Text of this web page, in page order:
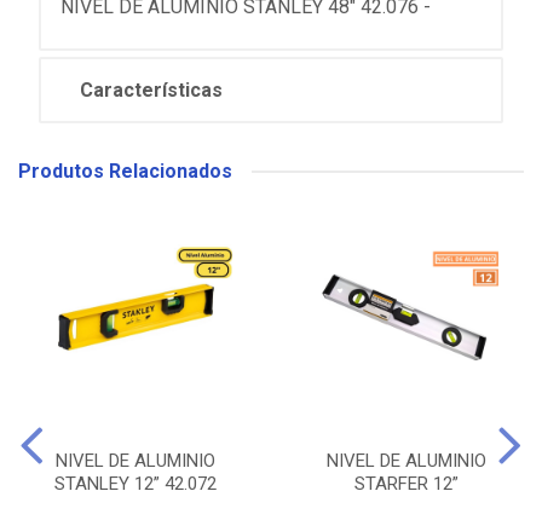
NIVEL DE ALUMINIO STANLEY 48" 42.076 -
Características
Produtos Relacionados
NIVEL DE ALUMINIO
STANLEY 12” 42.072
NIVEL DE ALUMINIO
STARFER 12”